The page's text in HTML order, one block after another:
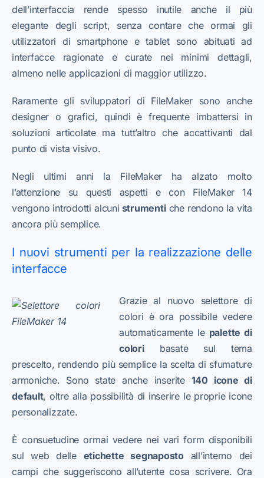
dell’interfaccia rende spesso inutile anche il più
elegante degli script, senza contare che ormai gli
utilizzatori di smartphone e tablet sono abituati ad
interfacce ragionate e curate nei minimi dettagli,
almeno nelle applicazioni di maggior utilizzo.
Raramente gli sviluppatori di FileMaker sono anche
designer o grafici, quindi è frequente imbattersi in
soluzioni articolate ma tutt’altro che accattivanti dal
punto di vista visivo.
Negli ultimi anni la FileMaker ha alzato molto
l’attenzione su questi aspetti e con FileMaker 14
vengono introdotti alcuni strumentiche rendono la vita
ancora più semplice.
I nuovi strumenti per la realizzazione delle
interfacce
Grazie al nuovo selettore di
colori è ora possibile vedere
automaticamente le palette di
coloribasate sul tema
prescelto, rendendo più semplice la scelta di sfumature
armoniche. Sono state anche inserite 140 icone di
default, oltre alla possibilità di inserire le proprie icone
personalizzate.
È consuetudine ormai vedere nei vari form disponibili
sul web delle etichette segnapostoall’interno dei
campi che suggeriscono all’utente cosa scrivere. Ora